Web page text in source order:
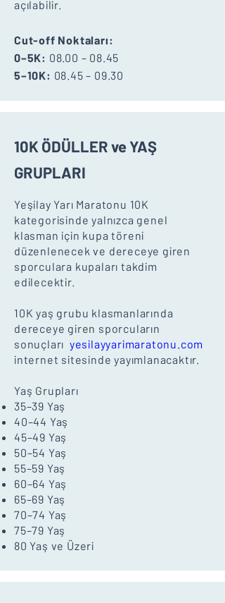
açılabilir.
Cut-off Noktaları:
0–5K: 08.00 – 08.45
5–10K: 08.45 – 09.30
10K ÖDÜLLER ve YAŞ
GRUPLARI
Yeşilay Yarı Maratonu 10K
kategorisinde yalnızca genel
klasman için kupa töreni
düzenlenecek ve dereceye giren
sporculara kupaları takdim
edilecektir.
10K yaş grubu klasmanlarında
dereceye giren sporcuların
sonuçları yesilayyarimaratonu.com
internet sitesinde yayımlanacaktır.
Yaş Grupları
35–39 Yaş
40–44 Yaş
45–49 Yaş
50–54 Yaş
55–59 Yaş
60–64 Yaş
65–69 Yaş
70–74 Yaş
75–79 Yaş
80 Yaş ve Üzeri